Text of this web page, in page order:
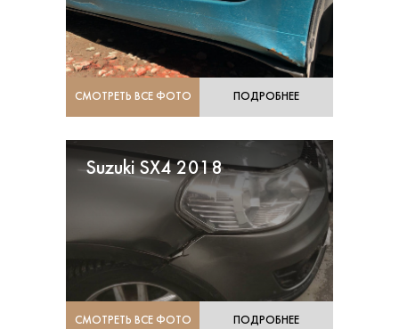
СМОТРЕТЬ ВСЕ ФОТО ПОДРОБНЕЕ
Suzuki SX4 2018
СМОТРЕТЬ ВСЕ ФОТО ПОДРОБНЕЕ